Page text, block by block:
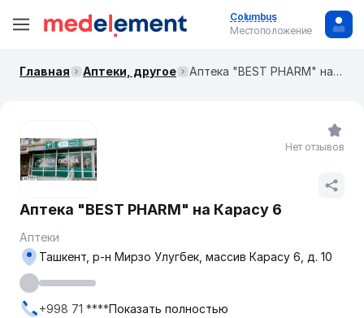
Columbus
Местоположение
Главная Аптеки, другое Аптека "BEST PHARM" на Карасу 6
Аптека "BEST PHARM" на Карасу 6
Аптеки
Ташкент, р-н Мирзо Улугбек, массив Карасу 6, д. 10
+998 71 ****Показать полностью
Нет отзывов